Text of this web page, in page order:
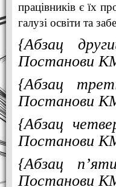
працівників є їх
галузі освіти та
{Абзац
Постанови
{Абзац
Постанови
{Абзац
Постанови
{Абзац
Постанови